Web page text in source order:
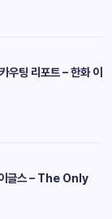
팅 리포트 – 한화 이
글스 – The Only